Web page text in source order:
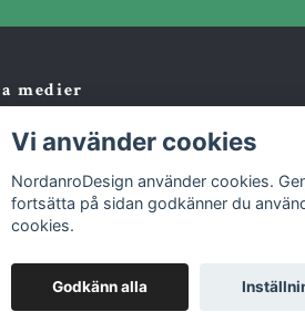
medier
Vi använder cookies
NordanroDesign använder cookies.
fortsätta på sidan godkänner du
cookies.
Godkänn alla